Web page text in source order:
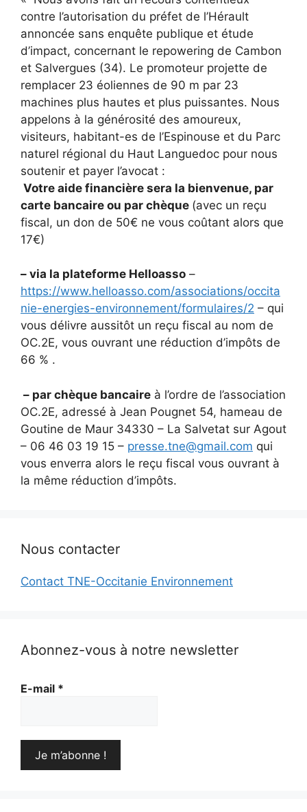
contre l’autorisation du préfet de l’Hérault
annoncée sans enquête publique et étude
d’impact, concernant le repowering de Cambon
et Salvergues (34). Le promoteur projette de
remplacer 23 éoliennes de 90 m par 23
machines plus hautes et plus puissantes. Nous
appelons à la générosité des amoureux,
visiteurs, habitant-es de l’Espinouse et du Parc
naturel régional du Haut Languedoc pour nous
soutenir et payer l’avocat :
Votre aide financière sera la bienvenue, par
carte bancaire ou par chèque (avec un reçu
fiscal, un don de 50€ ne vous coûtant alors que
17€)
– via la plateforme Helloasso –
https://www.helloasso.com/associations/occita
nie-energies-environnement/formulaires/2 – qui
vous délivre aussitôt un reçu fiscal au nom de
OC.2E, vous ouvrant une réduction d’impôts de
66 % .
– par chèque bancaire à l’ordre de l’association
OC.2E, adressé à Jean Pougnet 54, hameau de
Goutine de Maur 34330 – La Salvetat sur Agout
– 06 46 03 19 15 – presse.tne@gmail.com qui
vous enverra alors le reçu fiscal vous ouvrant à
la même réduction d’impôts.
Nous contacter
Contact TNE-Occitanie Environnement
Abonnez-vous à notre newsletter
E-mail *